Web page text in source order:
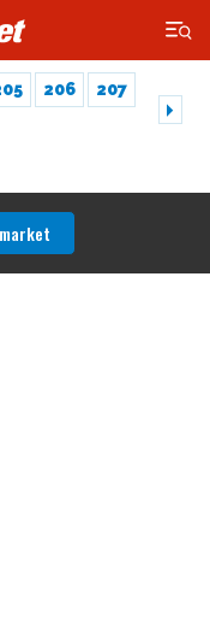
×
206
207